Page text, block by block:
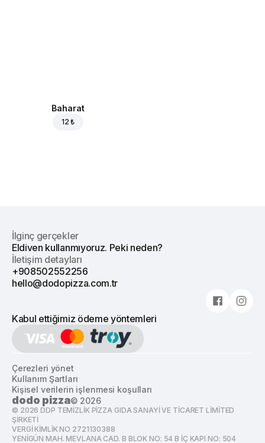
Baharat
12 ₺
İlginç gerçekler
Eldiven kullanmıyoruz. Peki neden?
İletişim detayları
+908502552256
hello@dodopizza.com.tr
Kabul ettiğimiz ödeme yöntemleri
dodo pizza© 2026
Kişisel verilerin işlenmesi koşulları
Kullanım Şartları
Çerezleri yönet
© 2026 DDP TEMİZLİK PİZZA GIDA SANAYİ VE TİCARET LİMİTED
ŞİRKETİ
VERGİ KİMLİK NO 2721130388
YENİGÜN MAH. MEVLANA CAD. B BLOK NO: 54 B İÇ KAPI NO: 504